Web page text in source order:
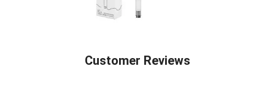
Customer Reviews